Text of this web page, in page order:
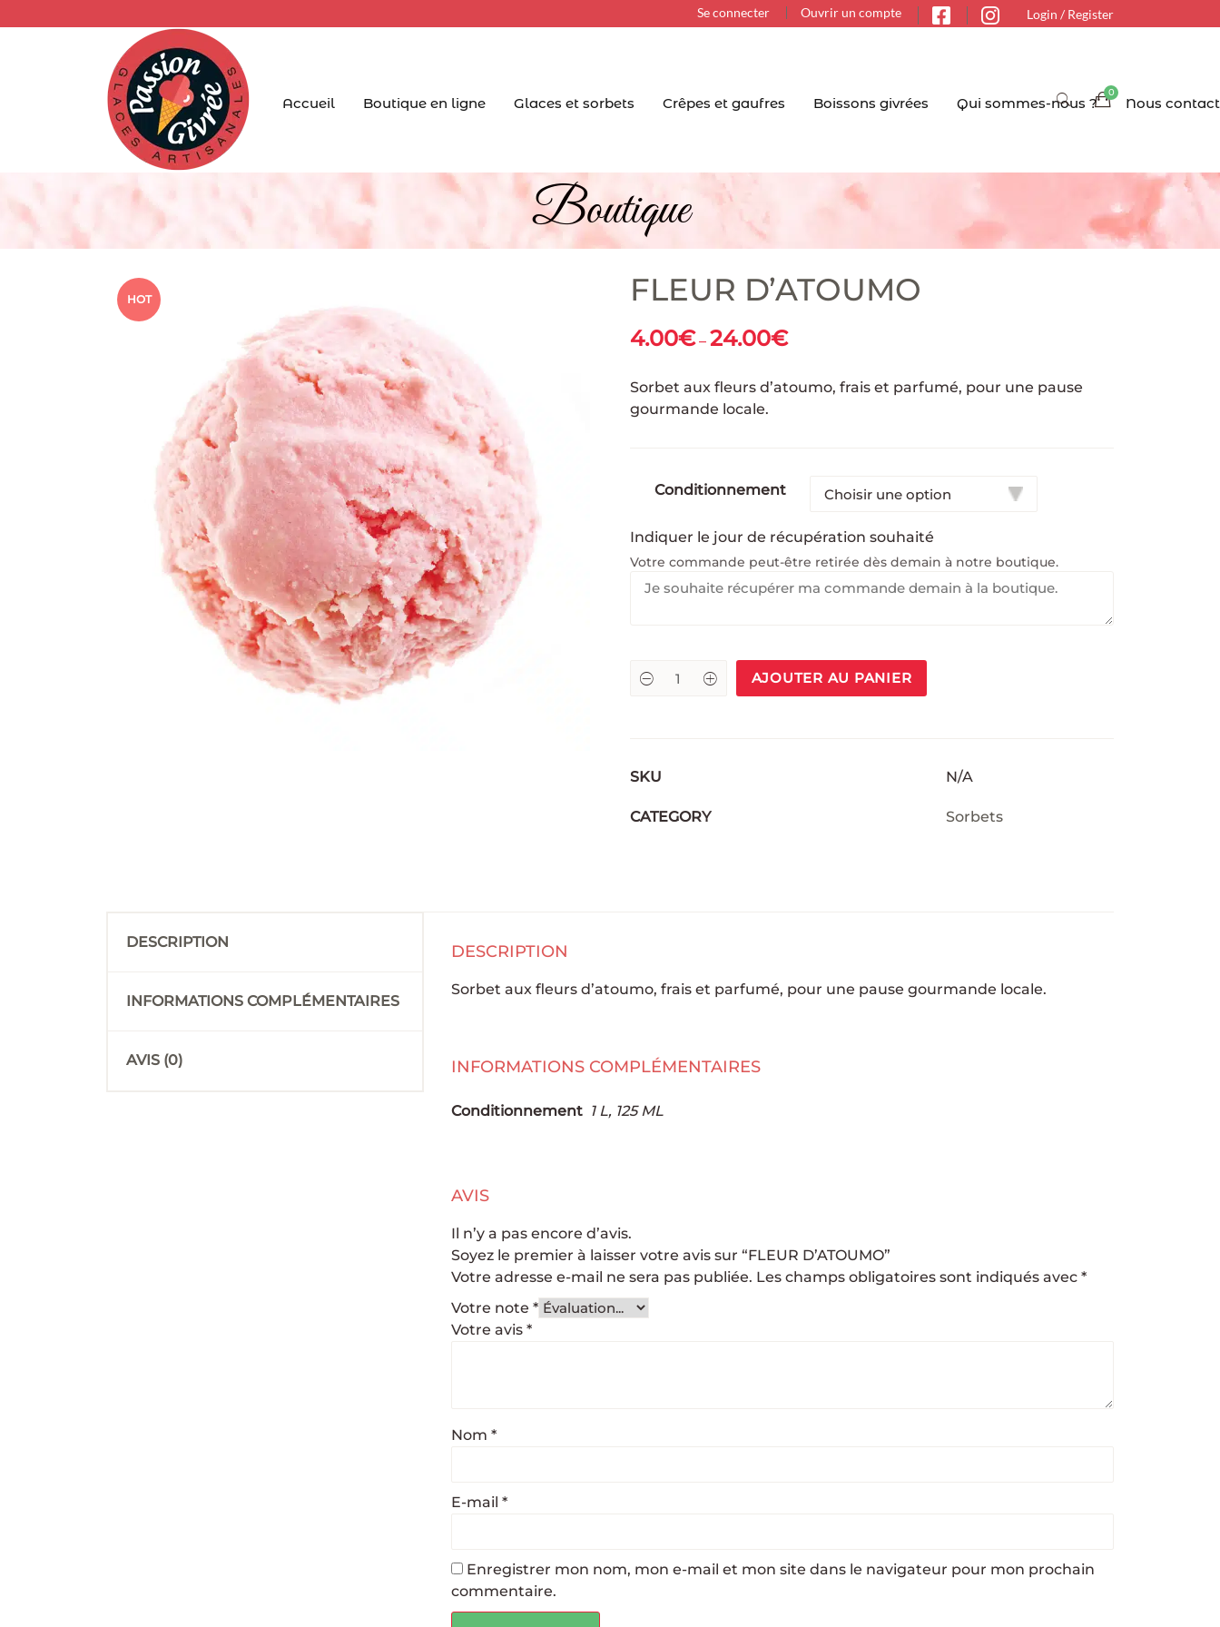
Se connecter Ouvrir un compte Login / Register
Accueil Boutique en ligne Glaces et sorbets Crêpes et gaufres Boissons givrées Qui sommes-nous ? Nous
Boutique
HOT FLEUR D’ATOUMO
4.00€–24.00€
Sorbet aux fleurs d’atoumo, frais et parfumé, pour une pause
gourmande locale.
Conditionnement
Indiquer le jour de récupération souhaité
Votre commande peut-être retirée dès demain à notre boutique.
AJOUTER AU PANIER
SKU N/A
CATEGORY Sorbets
DESCRIPTION
INFORMATIONS COMPLÉMENTAIRES
AVIS (0)
DESCRIPTION
Sorbet aux fleurs d’atoumo, frais et parfumé, pour une pause gourmande locale.
INFORMATIONS COMPLÉMENTAIRES
Conditionnement 1 L, 125 ML
AVIS
Il n’y a pas encore d’avis.
Soyez le premier à laisser votre avis sur “FLEUR D’ATOUMO”
Votre adresse e-mail ne sera pas publiée. Les champs obligatoires sont indiqués avec *
Votre note *
Votre avis *
Nom *
E-mail *
Enregistrer mon nom, mon e-mail et mon site dans le navigateur pour mon prochain
commentaire.